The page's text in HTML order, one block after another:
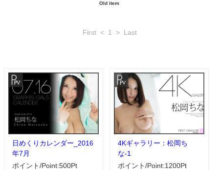
Old item
First < 1 > Last
日めくりカレンダー_2016
年7月
ポイント/Point:500Pt
4Kギャラリー：松岡ち
な-1
ポイント/Point:1200Pt